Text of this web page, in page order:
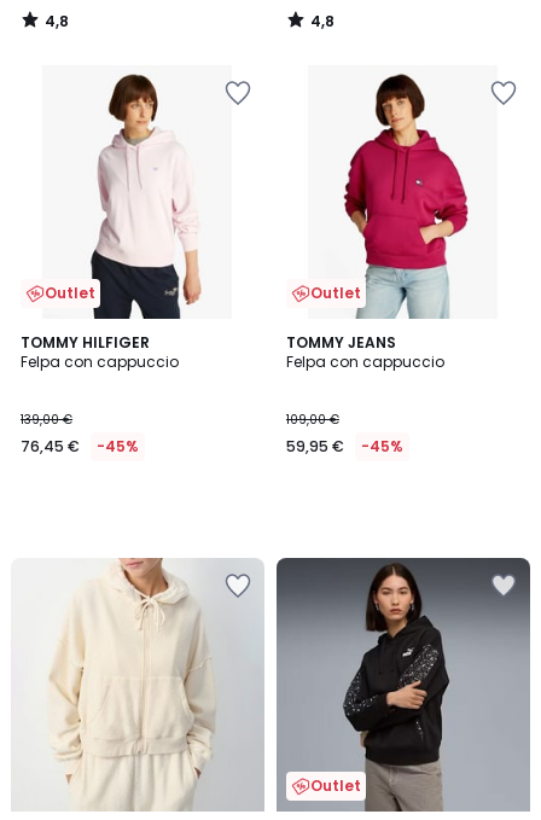
4,8
/
4,8
/
Outlet
TOMMY HILFIGER
Felpa con cappuccio
139,00 €
76,45 € -45%
Outlet
TOMMY JEANS
Felpa con cappuccio
109,00 €
59,95 € -45%
Outlet